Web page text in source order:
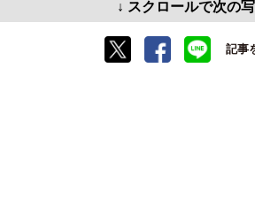
↓ スクロールで次の
記事